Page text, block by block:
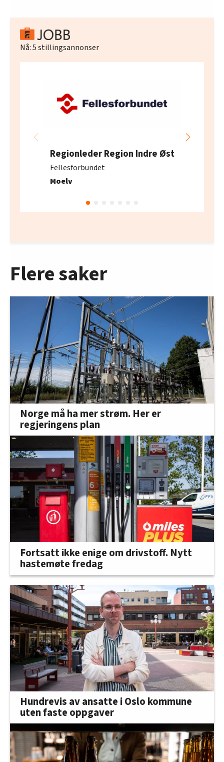
Nå:5stillingsannonser
Regionleder Region Indre Øst
Fellesforbundet
Moelv
Flere saker
Norge må ha mer strøm. Her er
regjeringens plan
Fortsatt ikke enige om drivstoff. Nytt
hastemøte fredag
Hundrevis av ansatte i Oslo kommune
uten faste oppgaver